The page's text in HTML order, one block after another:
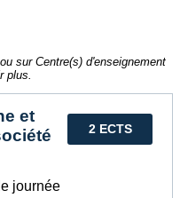
sur Centre(s) d'enseignement
plus.
2 ECTS
et
journée